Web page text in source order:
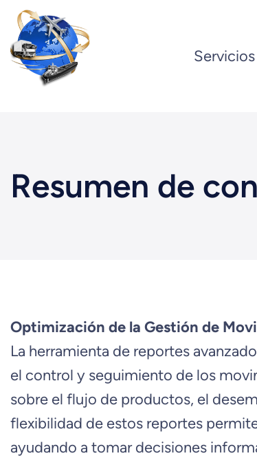
Saltar
contenido
Servicios
Resumen de
Optimización de la Gestión de
La herramienta de reportes
el control y seguimiento de los
sobre el flujo de productos, el
flexibilidad de estos reportes
ayudando a tomar decisiones